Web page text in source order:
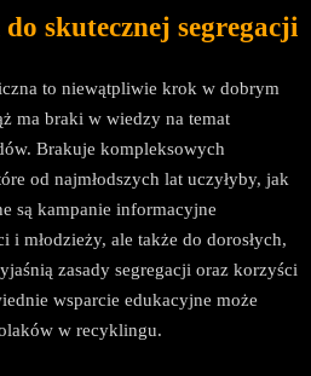
skutecznej segregacji
to niewątpliwie krok w dobrym
ma braki w wiedzy na temat
Brakuje kompleksowych
od najmłodszych lat uczyłyby, jak
są kampanie informacyjne
młodzieży, ale także do dorosłych,
zasady segregacji oraz korzyści
wsparcie edukacyjne może
w recyklingu.